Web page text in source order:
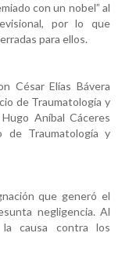
con un nobel” al
por lo que
para ellos.
César Elías Bávera
de Traumatología y
Aníbal Cáceres
de Traumatología y
que generó el
negligencia. Al
la causa contra los